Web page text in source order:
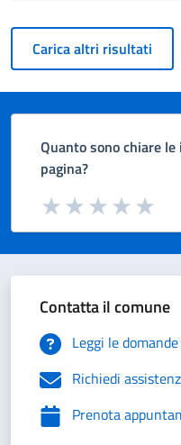
Carica altri risultati
Quanto sono chiare
pagina?
Valuta da 1 a 5 stelle la
Valuta
Valuta 4
Valuta 3 stelle
Valuta 2 stelle su 5
Valuta 1 stelle su 5
Contatta il comune
Leggi le
Richiedi
Prenota